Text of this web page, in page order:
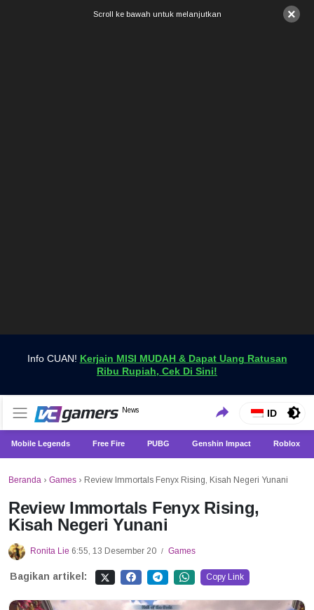
×
Scroll ke bawah untuk melanjutkan
Info CUAN! Kerjain MISI MUDAH & Dapat Uang Ratusan
Ribu Rupiah, Cek Di Sini!
VCGamers News
News
Dapatkan Berita Games Terbaru Hanya di VCGamers
ID
Mobile Legends Free Fire PUBG Genshin Impact Roblox
Beranda › Games › Review Immortals Fenyx Rising, Kisah Negeri Yunani
Review Immortals Fenyx Rising,
Kisah Negeri Yunani
Ronita Lie 6:55, 13 Desember 20 / Games
Bagikan artikel: Copy Link